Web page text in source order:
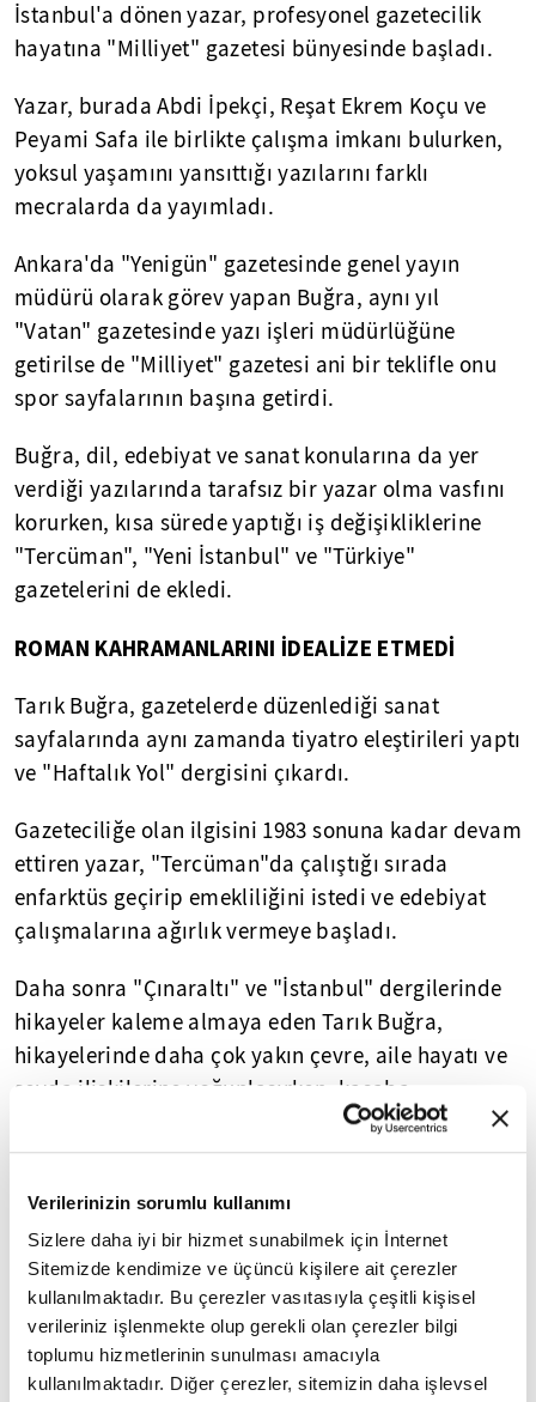
Verilerinizin sorumlu kullanımı
Sizlere daha iyi bir hizmet sunabilmek için İnternet
Sitemizde kendimize ve üçüncü kişilere ait çerezler
kullanılmaktadır. Bu çerezler vasıtasıyla çeşitli kişisel
verileriniz işlenmekte olup gerekli olan çerezler bilgi
toplumu hizmetlerinin sunulması amacıyla
kullanılmaktadır. Diğer çerezler, sitemizin daha işlevsel
İstanbul'a dönen yazar, profesyonel gazetecilik
hayatına "Milliyet" gazetesi bünyesinde başladı.
Yazar, burada Abdi İpekçi, Reşat Ekrem Koçu ve
Peyami Safa ile birlikte çalışma imkanı bulurken,
yoksul yaşamını yansıttığı yazılarını farklı
mecralarda da yayımladı.
Ankara'da "Yenigün" gazetesinde genel yayın
müdürü olarak görev yapan Buğra, aynı yıl
"Vatan" gazetesinde yazı işleri müdürlüğüne
getirilse de "Milliyet" gazetesi ani bir teklifle onu
spor sayfalarının başına getirdi.
Buğra, dil, edebiyat ve sanat konularına da yer
verdiği yazılarında tarafsız bir yazar olma vasfını
korurken, kısa sürede yaptığı iş değişikliklerine
"Tercüman", "Yeni İstanbul" ve "Türkiye"
gazetelerini de ekledi.
ROMAN KAHRAMANLARINI İDEALİZE ETMEDİ
Tarık Buğra, gazetelerde düzenlediği sanat
sayfalarında aynı zamanda tiyatro eleştirileri yaptı
ve "Haftalık Yol" dergisini çıkardı.
Gazeteciliğe olan ilgisini 1983 sonuna kadar devam
ettiren yazar, "Tercüman"da çalıştığı sırada
enfarktüs geçirip emekliliğini istedi ve edebiyat
çalışmalarına ağırlık vermeye başladı.
Daha sonra "Çınaraltı" ve "İstanbul" dergilerinde
hikayeler kaleme almaya eden Tarık Buğra,
hikayelerinde daha çok yakın çevre, aile hayatı ve
sevda ilişkilerine yoğunlaşırken, kasaba
hikayelerinin ilk güzel örneklerini verdi.
hikaye ve romanlarında hüznün büyük bir payı
görülürken, roman dünyasında Buğra'ya sağlam
ve sarsılmaz bir yer sağlayan eseri ise "Küçük Ağa"
oldu.
"Osmancık" romanıyla da Osmanlı'nın kuruluş